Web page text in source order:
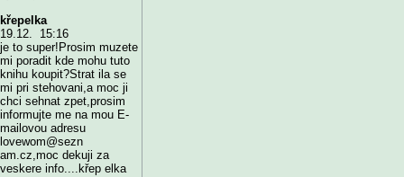
křepelka
19.12. 15:16
je to super!Prosim muzete
mi poradit kde mohu tuto
knihu koupit?Strat ila se
mi pri stehovani,a moc ji
chci sehnat zpet,prosim
informujte me na mou E-
mailovou adresu
lovewom@sezn
am.cz,moc dekuji za
veskere info....křep elka